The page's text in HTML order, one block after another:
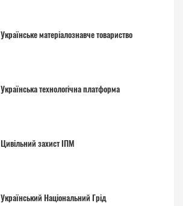
Українське матеріалознавче товариство
Українська технологічна платформа
Цивільний захист ІПМ
Український Національний Грід